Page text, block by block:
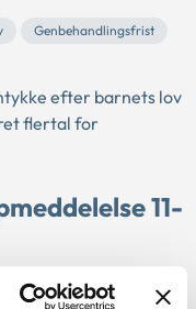
Genbehandlingsfrist
efter barnets lov
flertal for
11-